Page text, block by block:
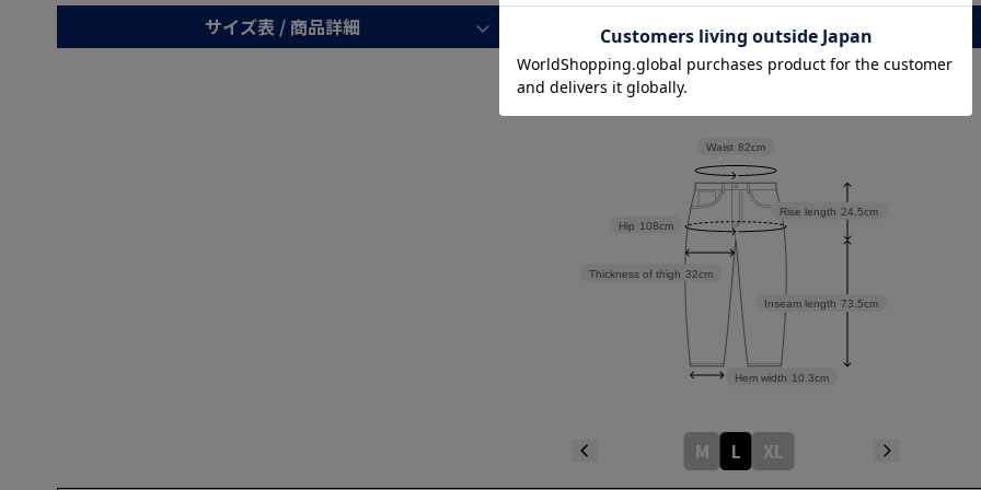
サイズ表 / 商品詳細 レビュー
Inseam length 73.5cm
Rise length 24.5cm
Hem width 10.3cm
Thickness of thigh 32cm
Hip 108cm
Waist 82cm
M L XL